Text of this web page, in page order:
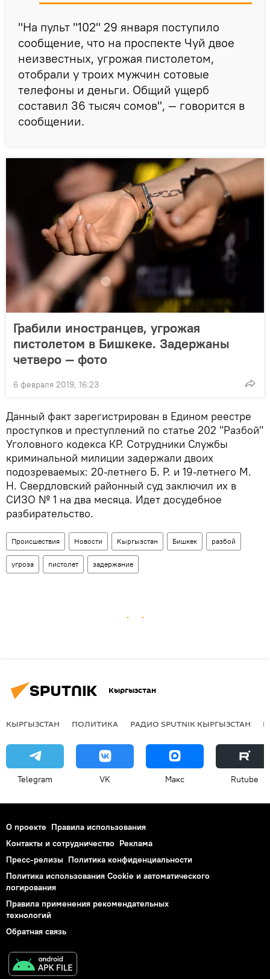
"На пульт "102" 29 января поступило
сообщение, что на проспекте Чуй двое
неизвестных, угрожая пистолетом,
отобрали у троих мужчин сотовые
телефоны и деньги. Общий ущерб
составил 36 тысяч сомов", — говорится в
сообщении.
Грабили иностранцев, угрожая
пистолетом в Бишкеке. Задержаны
четверо — фото
6 февраля 2019, 16:23
Данный факт зарегистрирован в Едином реестре
проступков и преступлений по статье 202 "Разбой"
Уголовного кодекса КР. Сотрудники Службы
криминальной милиции задержали двоих
подозреваемых: 20-летнего Б. Р. и 19-летнего М.
Н. Свердловский районный суд заключил их в
СИЗО № 1 на два месяца. Идет досудебное
разбирательство.
Происшествия Новости Кыргызстан Бишкек разбой
угроза пистолет задержание
Кыргызстан
КЫРГЫЗСТАН ПОЛИТИКА РАДИО SPUTNIK КЫРГЫЗСТАН
Telegram VK Макс Rutube
О проекте Правила использования
Контакты и сотрудничество Реклама
Пресс-релизы Политика конфиденциальности
Политика использования Cookie и автоматического
логирования
Правила применения рекомендательных
технологий
Обратная связь